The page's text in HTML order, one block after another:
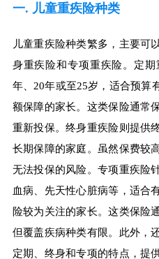
一. 儿童重疾险种类
儿童重疾险种类繁多，主要可
身重疾险和专项重疾险。定
年、20年或至25岁，适合预算
额保障的家长。这类保险通常
重新投保。终身重疾险则提供
长期保障的家庭。虽然保费较
无法投保的风险。专项重疾险
血病、先天性心脏病等，适合
险较为关注的家长。这类保险
但覆盖疾病种类有限。此外，
定期、终身和专项的特点，提